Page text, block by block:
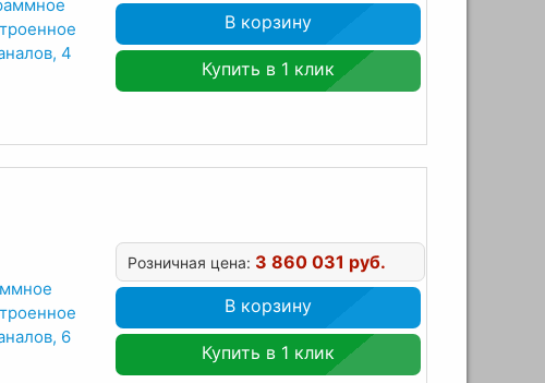
4
В корзину
Купить в 1 клик
6
Розничная цена: 3 860 031 руб.
В корзину
Купить в 1 клик